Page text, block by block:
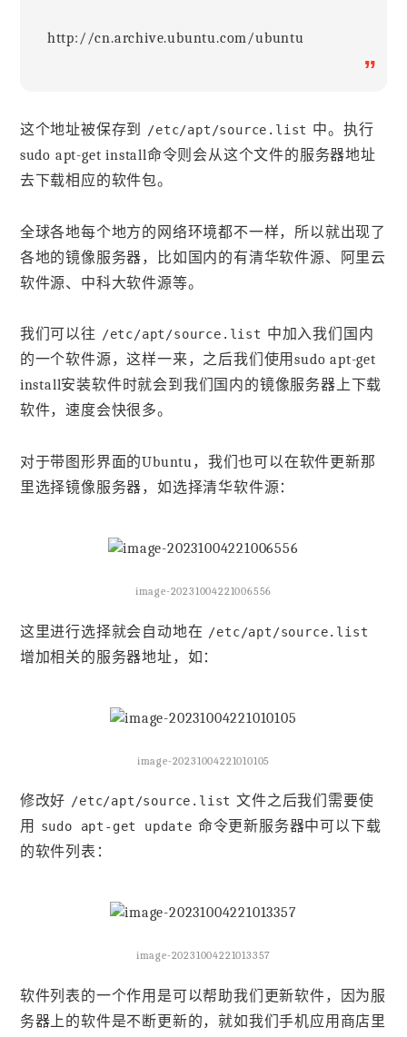
http://cn.archive.ubuntu.com/ubuntu
”
这个地址被保存到 /etc/apt/source.list 中。执行
sudo apt-get install命令则会从这个文件的服务器地址
去下载相应的软件包。
全球各地每个地方的网络环境都不一样，所以就出现了
各地的镜像服务器，比如国内的有清华软件源、阿里云
软件源、中科大软件源等。
我们可以往 /etc/apt/source.list 中加入我们国内
的一个软件源，这样一来，之后我们使用sudo apt-get
install安装软件时就会到我们国内的镜像服务器上下载
软件，速度会快很多。
对于带图形界面的Ubuntu，我们也可以在软件更新那
里选择镜像服务器，如选择清华软件源：
image-20231004221006556
这里进行选择就会自动地在 /etc/apt/source.list
增加相关的服务器地址，如：
image-20231004221010105
修改好 /etc/apt/source.list 文件之后我们需要使
用
sudo apt-get update 命令更新服务器中可以下载
的软件列表：
image-20231004221013357
软件列表的一个作用是可以帮助我们更新软件，因为服
务器上的软件是不断更新的，就如我们手机应用商店里